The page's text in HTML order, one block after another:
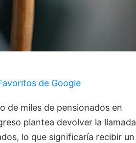
de Google
de miles de pensionados en
plantea devolver la llamada
lo que significaría recibir un